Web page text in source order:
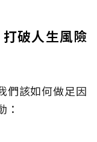
破人生風險
們該如何做足因